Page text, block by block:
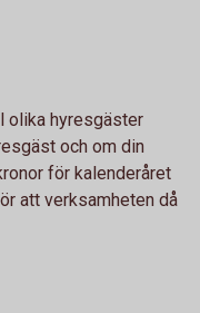
olika hyresgäster
och om din
för kalenderåret
att verksamheten då